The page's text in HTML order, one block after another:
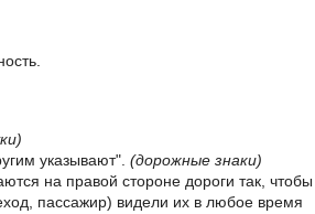
указывают". (дорожные знаки)
на правой стороне дороги так, чтобы
пассажир) видели их в любое время